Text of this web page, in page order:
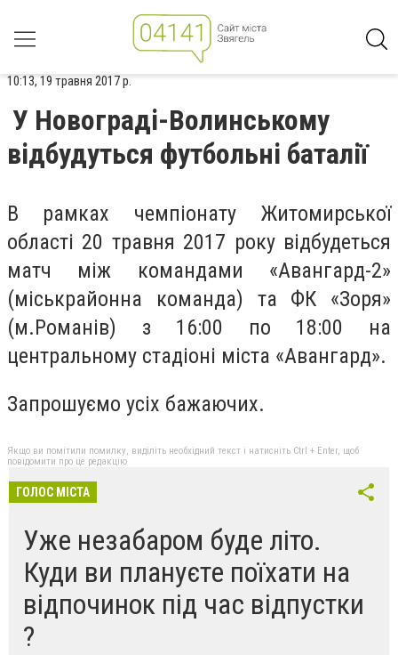
10:13, 19 травня 2017 р.
У Новограді-Волинському
відбудуться футбольні баталії
В рамках чемпіонату Житомирської
області 20 травня 2017 року відбудеться
матч між командами «Авангард-2»
(міськрайонна команда) та ФК «Зоря»
(м.Романів) з 16:00 по 18:00 на
центральному стадіоні міста «Авангард».
Запрошуємо усіх бажаючих.
Якщо ви помітили помилку, виділіть необхідний текст і натисніть Ctrl + Enter, щоб
повідомити про це редакцію
ГОЛОС МІСТА
Уже незабаром буде літо.
Куди ви плануєте поїхати на
відпочинок під час відпустки
?